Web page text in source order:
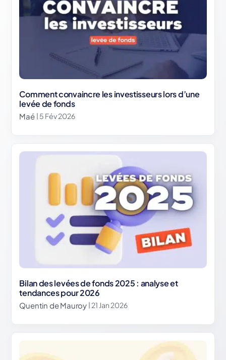
Comment convaincre les investisseurs lors d’une
levée de fonds
Maé | 5 Fév 2026
Bilan des levées de fonds 2025 : analyse et
tendances pour 2026
Quentin de Mauroy | 21 Jan 2026